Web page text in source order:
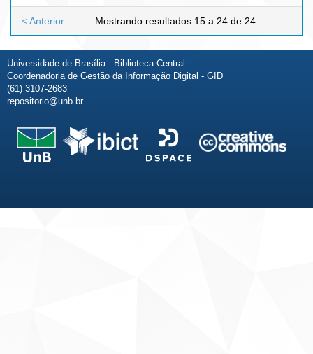
Mostrando resultados 15 a 24 de 24
< Anterior
Universidade de Brasília - Biblioteca Central
Coordenadoria de Gestão da Informação Digital - GID
(61) 3107-2683
repositorio@unb.br